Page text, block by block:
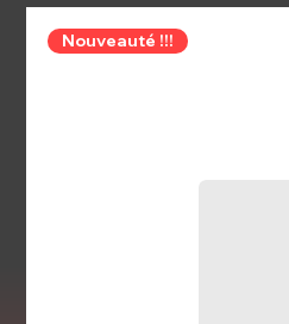
Nouveauté !!!